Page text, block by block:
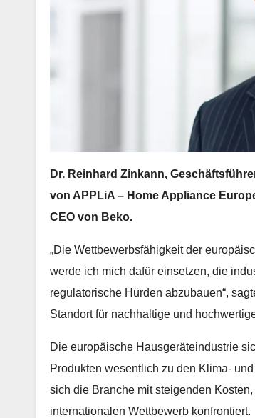
Dr. Reinhard Zinkann,
von APPLiA – Home Appliance
CEO von Beko.
„Die Wettbewerbsfähigkeit der
werde ich mich dafür einsetzen, die
regulatorische Hürden abzubauen“,
Standort für nachhaltige und
Die europäische Hausgeräteindustrie
Produkten wesentlich zu den Klima-
sich die Branche mit steigenden
internationalen Wettbewerb konfrontiert.